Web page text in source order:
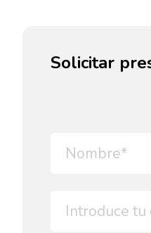
Solicitar